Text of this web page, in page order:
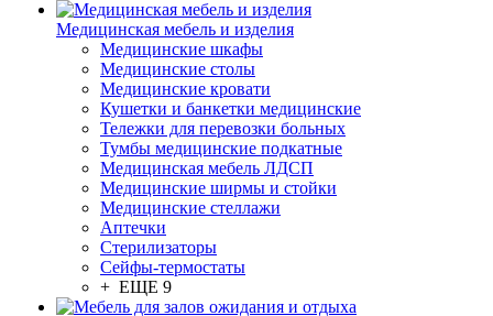
Медицинская мебель и изделия
Медицинские шкафы
Медицинские столы
Медицинские кровати
Кушетки и банкетки медицинские
Тележки для перевозки больных
Тумбы медицинские подкатные
Медицинская мебель ЛДСП
Медицинские ширмы и стойки
Медицинские стеллажи
Аптечки
Стерилизаторы
Сейфы-термостаты
+ ЕЩЕ 9